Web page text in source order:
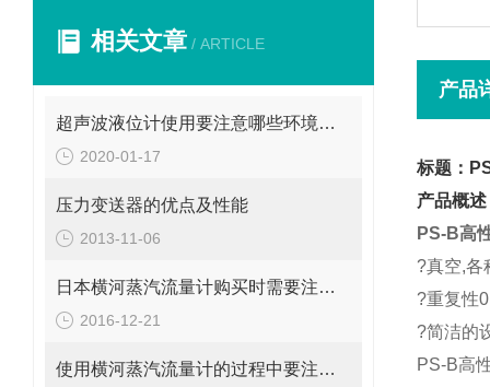
相关文章 / ARTICLE
超声波液位计使用要注意哪些环境条件呢？
2020-01-17
压力变送器的优点及性能
2013-11-06
日本横河蒸汽流量计购买时需要注意些什么
2016-12-21
使用横河蒸汽流量计的过程中要注意以下四个细节
产品
标题：
产品概述
PS-B高
?真空,各
?重复性
?简洁的
PS-B高